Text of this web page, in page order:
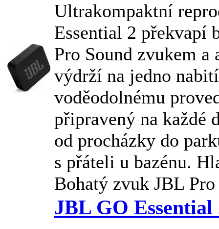
Ultrakompaktní
Essential 2 překvapí
Pro Sound zvukem a
výdrží na jedno
voděodolnému
připravený na každé
od procházky do
s přáteli u bazénu.
Bohatý zvuk JBL
JBL GO Essential